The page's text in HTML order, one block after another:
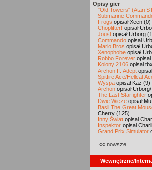
Opisy gier
"Old Towers" (Atari
Submarine
Frogs opisał Xeen (0)
Choplifter! opisał
Joust opisał Urborg
Commando opisał
Mario Bros opisał
Xenophobe opisał
Robbo Forever
Kolony 2106 opisał
Archon II: Adept
Spitfire Ace/Hellcat
Wyspa opisał Kaz (9)
Archon opisał
The Last Starfighter
Dwie Wieże opisał
Basil The Great
Cherry (125)
Inny Świat opisał
Inspektor opisał
Grand Prix Simulator
«« nowsze
Wewnętrzne/